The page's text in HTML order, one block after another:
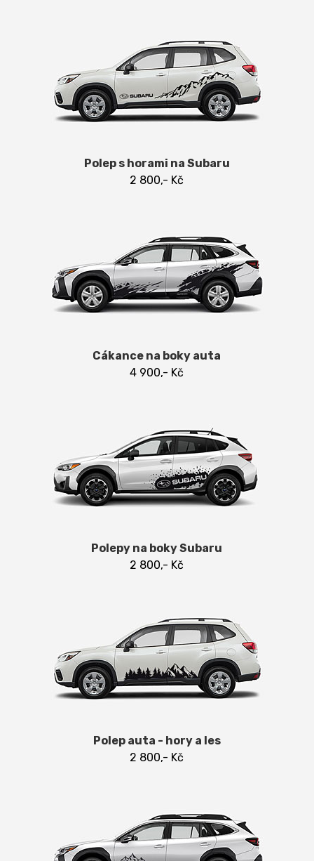
Polep s horami na Subaru
2 800,- Kč
Cákance na boky auta
4 900,- Kč
Polepy na boky Subaru
2 800,- Kč
Polep auta - hory a les
2 800,- Kč